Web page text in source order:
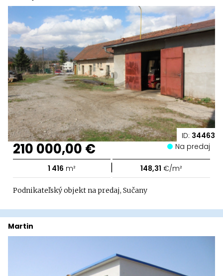
ID: 34463
210 000,00 € Na predaj
1 416 m² | 148,31 €/m²
Podnikateľský objekt na predaj, Sučany
Martin